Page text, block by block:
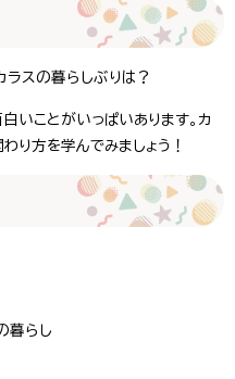
スの暮らしぶりは？
いことがいっぱいあります。カ
り方を学んでみましょう！
暮らし